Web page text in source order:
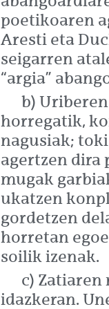
poetikoaren
Aresti eta
seigarren
“argia”
b)
horregatik,
nagusiak;
agertzen dira
mugak
ukatzen
gordetzen
horretan
soilik izenak.
c) Zatiaren
idazkeran.